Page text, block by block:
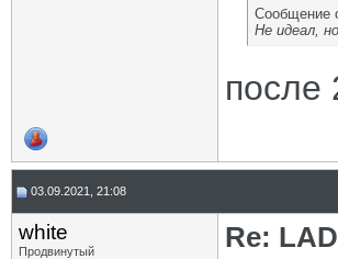
Сообщение
Не идеал,
после
03.09.2021, 21:08
white
Продвинутый Re: